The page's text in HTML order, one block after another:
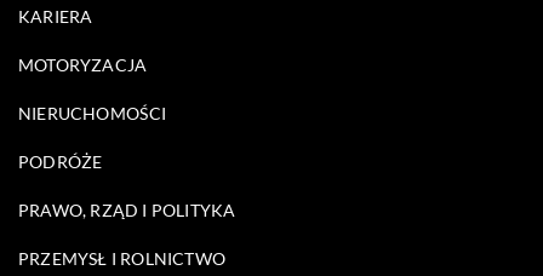
KARIERA
MOTORYZACJA
NIERUCHOMOŚCI
PODRÓŻE
PRAWO, RZĄD I POLITYKA
PRZEMYSŁ I ROLNICTWO